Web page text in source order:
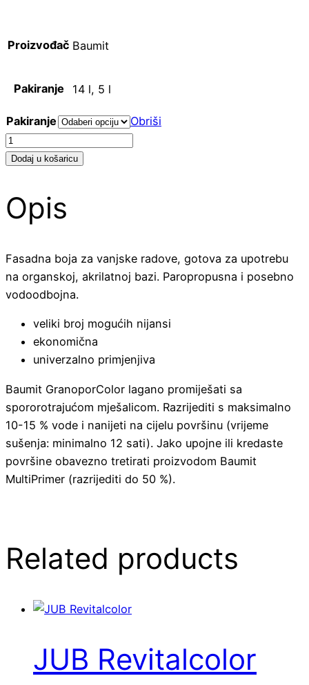
Proizvođač Baumit
Pakiranje 14 l, 5 l
Pakiranje
Obriši
Baumit
GranoporColor
Dodaj u košaricu
Opis
Fasadna boja za vanjske radove, gotova za upotrebu
na organskoj, akrilatnoj bazi. Paropropusna i posebno
vodoodbojna.
veliki broj mogućih nijansi
ekonomična
univerzalno primjenjiva
Baumit GranoporColor lagano promiješati sa
spororotrajućom mješalicom. Razrijediti s maksimalno
10-15 % vode i nanijeti na cijelu površinu (vrijeme
sušenja: minimalno 12 sati). Jako upojne ili kredaste
površine obavezno tretirati proizvodom Baumit
MultiPrimer (razrijediti do 50 %).
Related products
JUB Revitalcolor